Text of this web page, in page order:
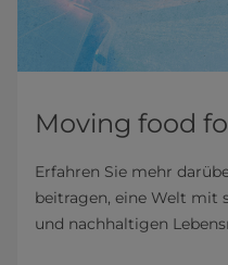
Moving food
Erfahren Sie mehr
beitragen, eine Welt mit
und nachhaltigen